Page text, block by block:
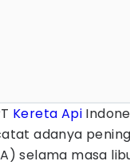
Kereta Api
adanya
selama masa